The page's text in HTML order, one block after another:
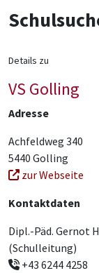
Details zu
VS Golling
Adresse
Achfeldweg 340
5440 Golling
zur Webseite
Kontaktdaten
Dipl.-Päd. Gernot
(Schulleitung)
+43 6244 4258